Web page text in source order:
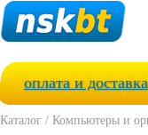
оплата и доставка
Каталог / Компьютеры и